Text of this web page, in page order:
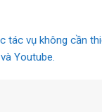
tác vụ không cần
Youtube.